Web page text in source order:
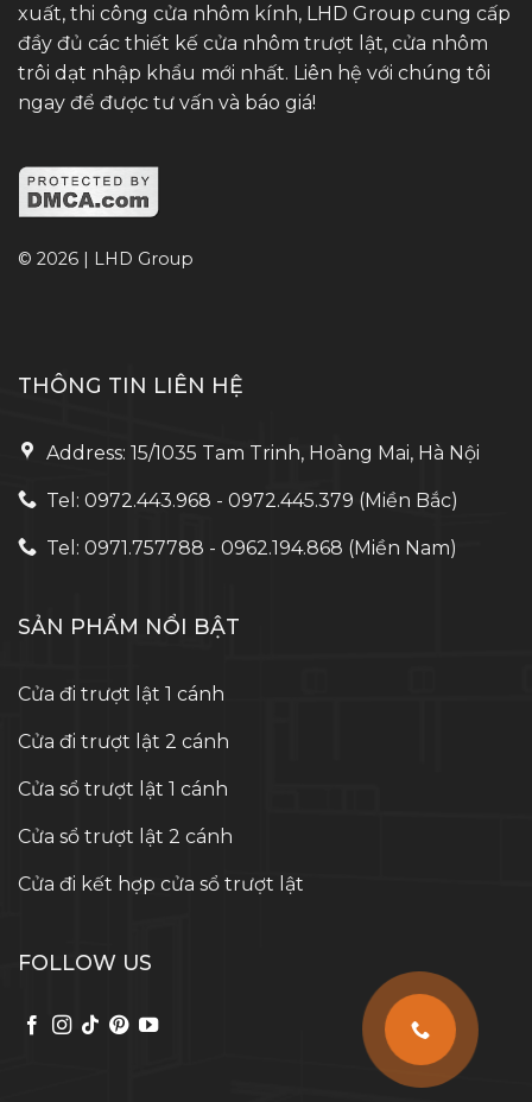
xuất, thi công cửa nhôm kính, LHD Group cung cấp
đầy đủ các thiết kế cửa nhôm trượt lật, cửa nhôm
trôi dạt nhập khẩu mới nhất. Liên hệ với chúng tôi
ngay để được tư vấn và báo giá!
© 2026 | LHD Group
THÔNG TIN LIÊN HỆ
Address: 15/1035 Tam Trinh, Hoàng Mai, Hà Nội
Tel: 0972.443.968 - 0972.445.379 (Miền Bắc)
Tel: 0971.757788 - 0962.194.868 (Miền Nam)
SẢN PHẨM NỔI BẬT
Cửa đi trượt lật 1 cánh
Cửa đi trượt lật 2 cánh
Cửa sổ trượt lật 1 cánh
Cửa sổ trượt lật 2 cánh
Cửa đi kết hợp cửa sổ trượt lật
FOLLOW US